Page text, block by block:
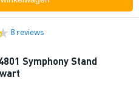
8 reviews
Symphony Stand